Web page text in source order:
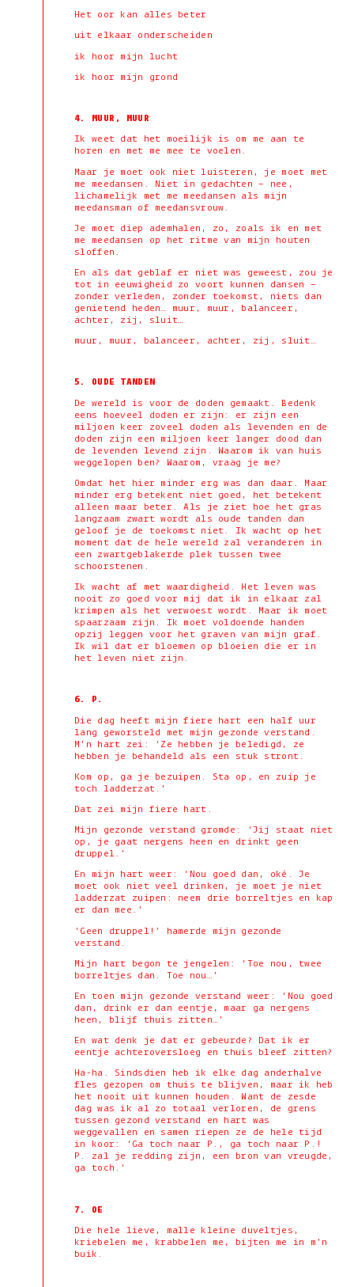
Het oor kan alles beter
uit elkaar onderscheiden
ik hoor mijn lucht
ik hoor mijn grond
4. MUUR, MUUR
Ik weet dat het moeilijk is om me aan te
horen en met me mee te voelen.
Maar je moet ook niet luisteren, je moet met
me meedansen. Niet in gedachten – nee,
lichamelijk met me meedansen als mijn
meedansman of meedansvrouw.
Je moet diep ademhalen, zo, zoals ik en met
me meedansen op het ritme van mijn houten
sloffen.
En als dat geblaf er niet was geweest, zou je
tot in eeuwigheid zo voort kunnen dansen –
zonder verleden, zonder toekomst, niets dan
genietend heden… muur, muur, balanceer,
achter, zij, sluit…
muur, muur, balanceer, achter, zij, sluit…
5. OUDE TANDEN
De wereld is voor de doden gemaakt. Bedenk
eens hoeveel doden er zijn: er zijn een
miljoen keer zoveel doden als levenden en de
doden zijn een miljoen keer langer dood dan
de levenden levend zijn. Waarom ik van huis
weggelopen ben? Waarom, vraag je me?
Omdat het hier minder erg was dan daar. Maar
minder erg betekent niet goed, het betekent
alleen maar beter. Als je ziet hoe het gras
langzaam zwart wordt als oude tanden dan
geloof je de toekomst niet. Ik wacht op het
moment dat de hele wereld zal veranderen in
een zwartgeblakerde plek tussen twee
schoorstenen.
Ik wacht af met waardigheid. Het leven was
nooit zo goed voor mij dat ik in elkaar zal
krimpen als het verwoest wordt. Maar ik moet
spaarzaam zijn. Ik moet voldoende handen
opzij leggen voor het graven van mijn graf.
Ik wil dat er bloemen op bloeien die er in
het leven niet zijn.
6. P.
Die dag heeft mijn fiere hart een half uur
lang geworsteld met mijn gezonde verstand.
M’n hart zei: ‘Ze hebben je beledigd, ze
hebben je behandeld als een stuk stront.
Kom op, ga je bezuipen. Sta op, en zuip je
toch ladderzat.’
Dat zei mijn fiere hart.
Mijn gezonde verstand gromde: ‘Jij staat niet
op, je gaat nergens heen en drinkt geen
druppel.’
En mijn hart weer: ‘Nou goed dan, oké. Je
moet ook niet veel drinken, je moet je niet
ladderzat zuipen: neem drie borreltjes en kap
er dan mee.’
‘Geen druppel!’ hamerde mijn gezonde
verstand.
Mijn hart begon te jengelen: ‘Toe nou, twee
borreltjes dan. Toe nou…’
En toen mijn gezonde verstand weer: ‘Nou goed
dan, drink er dan eentje, maar ga nergens
heen, blijf thuis zitten…’
En wat denk je dat er gebeurde? Dat ik er
eentje achteroversloeg en thuis bleef zitten?
Ha-ha. Sindsdien heb ik elke dag anderhalve
fles gezopen om thuis te blijven, maar ik heb
het nooit uit kunnen houden. Want de zesde
dag was ik al zo totaal verloren, de grens
tussen gezond verstand en hart was
weggevallen en samen riepen ze de hele tijd
in koor: ‘Ga toch naar P., ga toch naar P.!
P. zal je redding zijn, een bron van vreugde,
ga toch.’
7. OE
Die hele lieve, malle kleine duveltjes,
kriebelen me, krabbelen me, bijten me in m’n
buik.